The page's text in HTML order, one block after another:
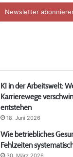
Newsletter
KI in der Arbeitswelt:
Karrierewege
entstehen
18. Juni 2026
Wie betriebliches
Fehlzeiten
30. März 2026